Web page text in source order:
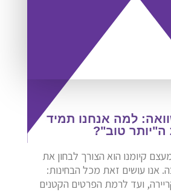
למה אנחנו תמיד
טוב"?
קיומנו הוא הצורך לבחון את
אנו עושים זאת מכל הבחינות:
ועד לרמת הפרטים הקטנים